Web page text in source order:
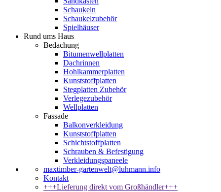
Schaukeln
Schaukelzubehör
Spielhäuser
Rund ums Haus
Bedachung
Bitumenwellplatten
Dachrinnen
Hohlkammerplatten
Kunststoffplatten
Stegplatten Zubehör
Verlegezubehör
Wellplatten
Fassade
Balkonverkleidung
Kunststoffplatten
Schichtstoffplatten
Schrauben & Befestigung
Verkleidungspaneele
maxtimber-gartenwelt@luhmann.info
Kontakt
+++Lieferung direkt vom Großhändler+++